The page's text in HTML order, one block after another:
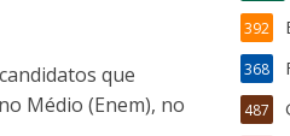
que
Médio (Enem), no
392
368
487